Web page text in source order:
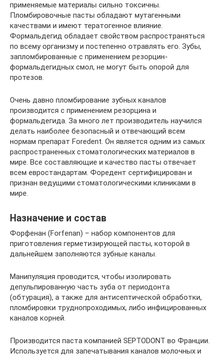
применяемые материалы сильно токсичны.
Пломбировочные пасты обладают мутагенными
качествами и имеют тератогенное влияние.
Формальдегид обладает свойством распространяться
по всему организму и постепенно отравлять его. Зубы,
запломбированные с применением резорцин-
формальдегидных смол, не могут быть опорой для
протезов.
Очень давно пломбирование зубных каналов
производится с применением резорцина и
формальдегида. За много лет производитель научился
делать наиболее безопасный и отвечающий всем
нормам препарат Foredent. Он является одним из самых
распространенных стоматологических материалов в
мире. Все составляющие и качество пасты отвечает
всем евростандартам. Форедент сертифицирован и
признан ведущими стоматологическими клиниками в
мире.
Назначение и состав
Форфенан (Forfenan) – набор компонентов для
приготовления герметизирующей пасты, которой в
дальнейшем заполняются зубные каналы.
Манипуляция проводится, чтобы изолировать
депульпированную часть зуба от периодонта
(обтурация), а также для антисептической обработки,
пломбировки труднопроходимых, либо инфицированных
каналов корней.
Производится паста компанией SEPTODONT во Франции.
Используется для запечатывания каналов молочных и